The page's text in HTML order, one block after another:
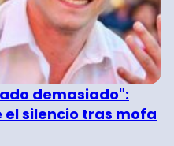
demasiado":
silencio tras mofa